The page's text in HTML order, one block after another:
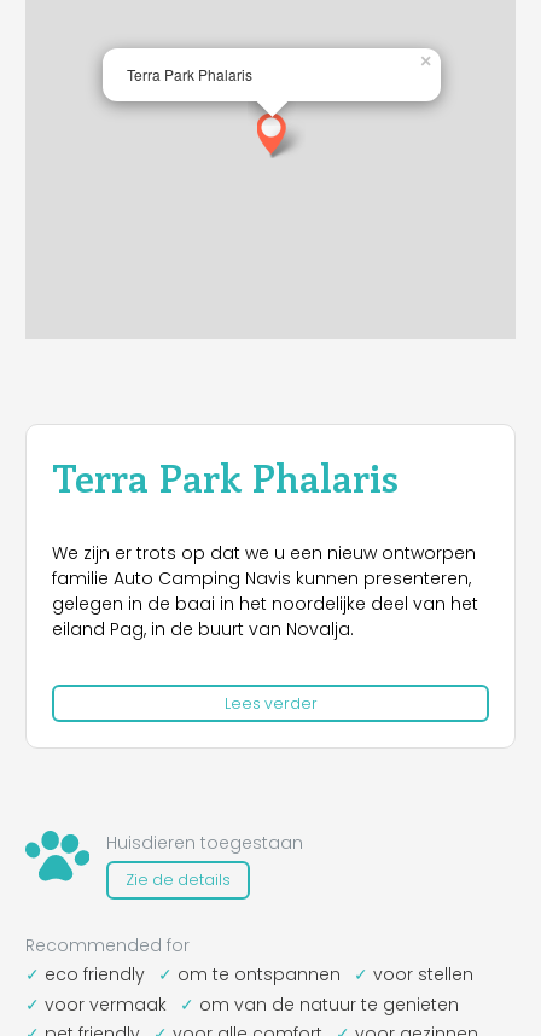
Terra Park Phalaris
We zijn er trots op dat we u een nieuw ontworpen
familie Auto Camping Navis kunnen presenteren,
gelegen in de baai in het noordelijke deel van het
eiland Pag, in de buurt van Novalja.
Al is het maar 3 km van de stad Novalja
verwijderd, is het ver genoeg om de drukte van
het grote toeristencentrum niet te voelen en een
vakantie door te brengen in een natuurlijke en
leven en uw energie wil opladen in de zon, kan
Auto Camping Navis een aantrekkelijk en onlangs
gerenoveerd kiezelstrand u dit zeker bieden.
Het eiland Pag is een Kroatisch eiland gelegen
aan de noordelijke Adriatische Zee, en met het
oppervlakte is het eiland Pag het op vier na
grootste eiland in Kroatië, terwijl de kustlijn het
Lees verder
Huisdieren toegestaan
Zie de details
Recommended for
eco friendly
om te ontspannen
voor stellen
voor vermaak
om van de natuur te genieten
Terra Park Phalaris
×